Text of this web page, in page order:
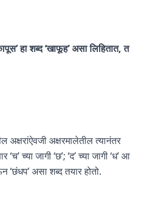
हा शब्द ‘खाफूह’ असा लिहितात, त
अक्षरांऐवजी अक्षरमालेतील त्यानंतर
च्या जागी ‘छ’; ‘द’ च्या जागी ‘ध’ आ
‘छंधप’ असा शब्द तयार होतो.